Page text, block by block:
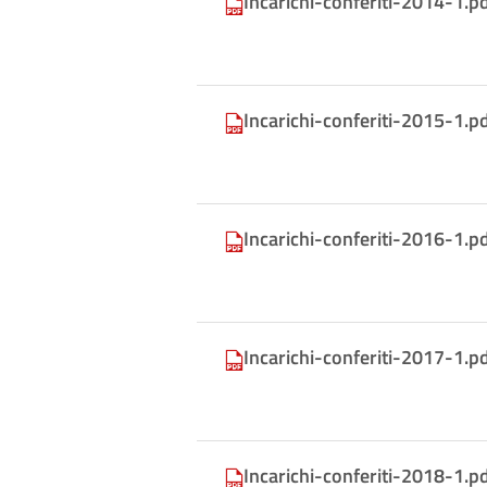
Incarichi-conferiti-2015-
Incarichi-conferiti-2016-
Incarichi-conferiti-2017-
Incarichi-conferiti-2018-